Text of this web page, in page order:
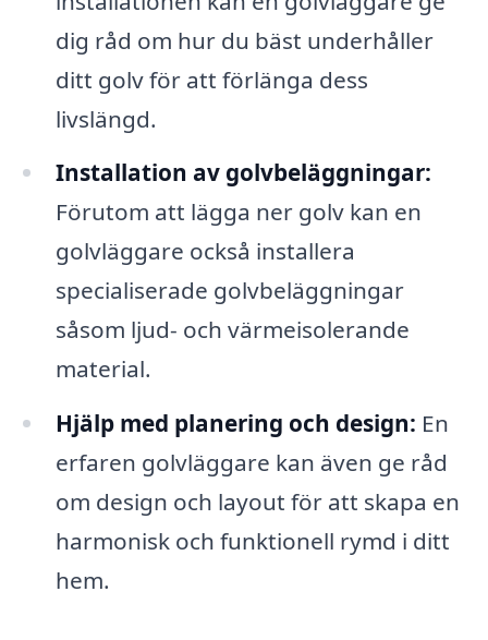
dig råd om hur du bäst underhåller
ditt golv för att förlänga dess
livslängd.
Installation av golvbeläggningar:
Förutom att lägga ner golv kan en
golvläggare också installera
specialiserade golvbeläggningar
såsom ljud- och värmeisolerande
material.
Hjälp med planering och design: En
erfaren golvläggare kan även ge råd
om design och layout för att skapa en
harmonisk och funktionell rymd i ditt
hem.